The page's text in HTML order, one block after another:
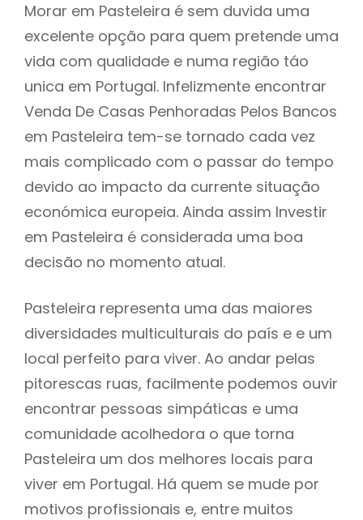
Morar em Pasteleira é sem duvida uma
excelente opção para quem pretende uma
vida com qualidade e numa região táo
unica em Portugal. Infelizmente encontrar
Venda De Casas Penhoradas Pelos Bancos
em Pasteleira tem-se tornado cada vez
mais complicado com o passar do tempo
devido ao impacto da currente situação
económica europeia. Ainda assim Investir
em Pasteleira é considerada uma boa
decisão no momento atual.
Pasteleira representa uma das maiores
diversidades multiculturais do país e e um
local perfeito para viver. Ao andar pelas
pitorescas ruas, facilmente podemos ouvir
encontrar pessoas simpáticas e uma
comunidade acolhedora o que torna
Pasteleira um dos melhores locais para
viver em Portugal. Há quem se mude por
motivos profissionais e, entre muitos